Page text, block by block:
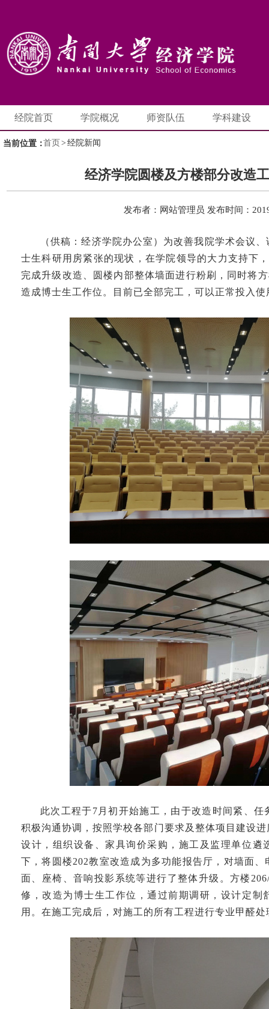
经院首页 学院概况 师资队伍 学科建设
当前位置：首页 > 经院新闻
经济学院圆楼及方楼部分改造
发布者：网站管理员 发布时间：
（供稿：经济学院办公室）为改善我院学术会议
士生科研用房紧张的现状，在学院领导的大力支持下
完成升级改造、圆楼内部整体墙面进行粉刷，同时将
造成博士生工作位。目前已全部完工，可以正常投入使
此次工程于7月初开始施工，由于改造时间紧、
积极沟通协调，按照学校各部门要求及整体项目建设
设计，组织设备、家具询价采购，施工及监理单位遴
下，将圆楼202教室改造成为多功能报告厅，对墙面
面、座椅、音响投影系统等进行了整体升级。方楼
修，改造为博士生工作位，通过前期调研，设计定制
用。在施工完成后，对施工的所有工程进行专业甲醛处